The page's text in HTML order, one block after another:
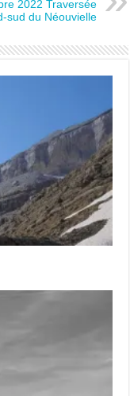
2022 Traversée
sud du Néouvielle